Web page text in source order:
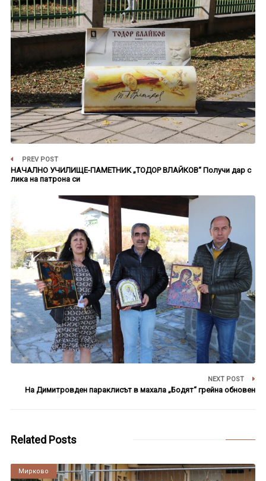
PREV POST
НАЧАЛНО УЧИЛИЩЕ-ПАМЕТНИК „ТОДОР ВЛАЙКОВ“ Получи дар с
лика на патрона си
NEXT POST
На Димитровден параклисът в махала „Бодят“ грейна обновен
Related Posts
Мирково